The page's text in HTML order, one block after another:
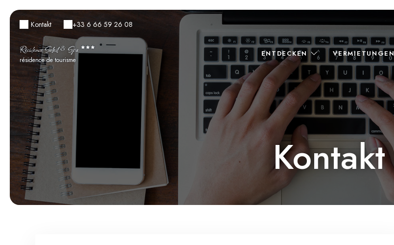
Kontakt +33 6 66 59 26 08
Résidence Soleil & Spa
résidence de tourisme
ENTDECKEN VERMIETUNGEN
Kontakt